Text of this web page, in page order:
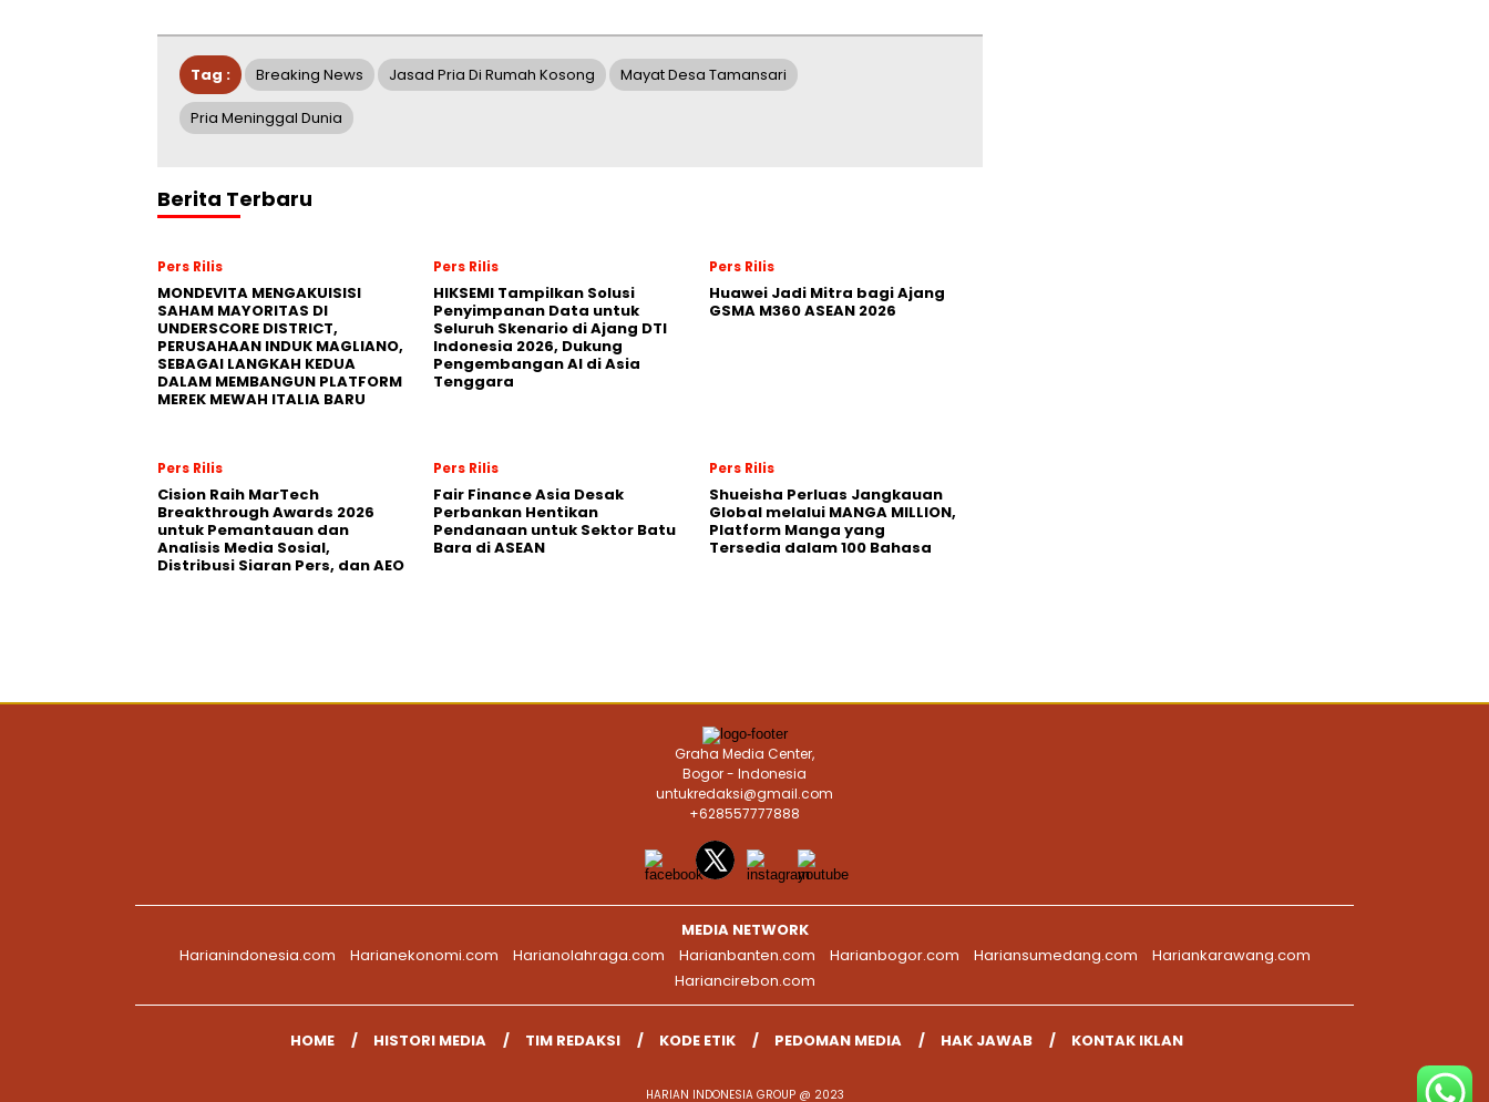
Tag : Breaking News Jasad Pria Di Rumah Kosong Mayat Desa Tamansari
Pria Meninggal Dunia
Berita Terbaru
Pers Rilis
MONDEVITA MENGAKUISISI
SAHAM MAYORITAS DI
UNDERSCORE DISTRICT,
PERUSAHAAN INDUK MAGLIANO,
SEBAGAI LANGKAH KEDUA
DALAM MEMBANGUN PLATFORM
MEREK MEWAH ITALIA BARU
Pers Rilis
HIKSEMI Tampilkan Solusi
Penyimpanan Data untuk
Seluruh Skenario di Ajang DTI
Indonesia 2026, Dukung
Pengembangan AI di Asia
Tenggara
Pers Rilis
Huawei Jadi Mitra bagi Ajang
GSMA M360 ASEAN 2026
Pers Rilis
Cision Raih MarTech
Breakthrough Awards 2026
untuk Pemantauan dan
Analisis Media Sosial,
Distribusi Siaran Pers, dan AEO
Pers Rilis
Fair Finance Asia Desak
Perbankan Hentikan
Pendanaan untuk Sektor Batu
Bara di ASEAN
Pers Rilis
Shueisha Perluas Jangkauan
Global melalui MANGA MILLION,
Platform Manga yang
Tersedia dalam 100 Bahasa
Graha Media Center,
Bogor - Indonesia
untukredaksi@gmail.com
+628557777888
MEDIA NETWORK
Harianindonesia.com
Harianekonomi.com Harianolahraga.com Harianbanten.com Harianbogor.com Hariansumedang.com
Hariankarawang.com
Hariancirebon.com
HOME HISTORI MEDIA TIM REDAKSI KODE ETIK PEDOMAN MEDIA HAK JAWAB KONTAK IKLAN
HARIAN INDONESIA GROUP @ 2023